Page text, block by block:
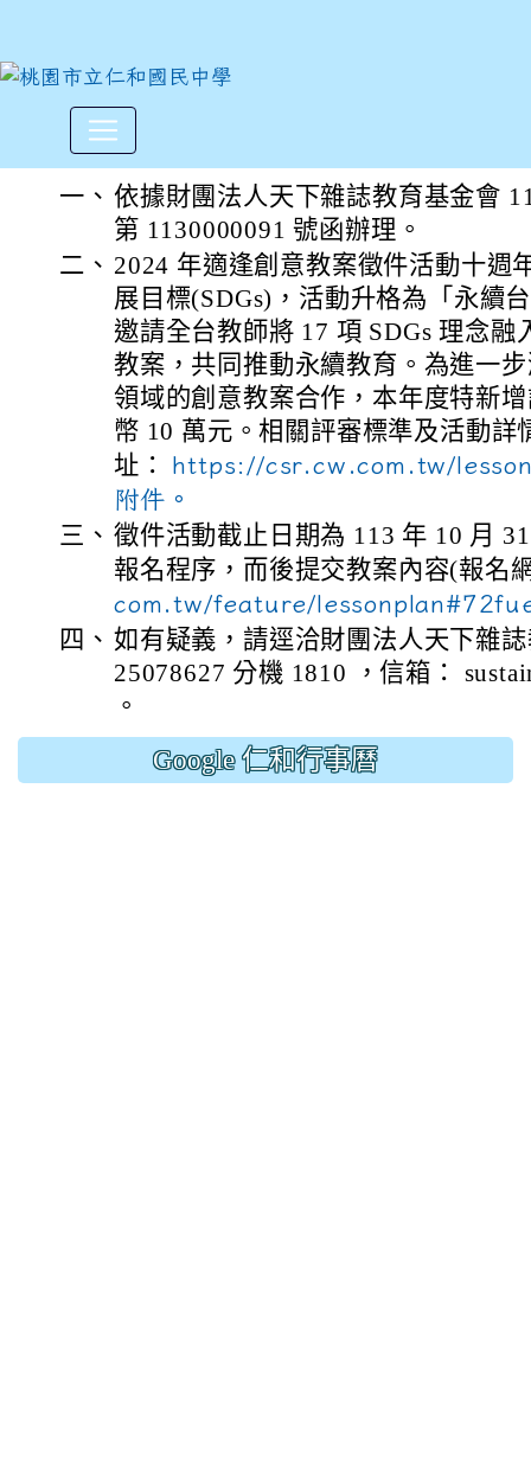
財團法人天下雜誌教育基金
一、 依據財團法人天下雜誌教育基金會
第 1130000091 號函辦理。
二、 2024 年適逢創意教案徵件活動十週
展目標(SDGs)，活動升格為「永續
邀請全台教師將 17 項 SDGs 理念融
教案，共同推動永續教育。為進一
領域的創意教案合作，本年度特新
幣 10 萬元。相關評審標準及活動詳
址： https://csr.cw.com.tw/
附件。
三、 徵件活動截止日期為 113 年 10 月
報名程序，而後提交教案內容(報名
com.tw/feature/
四、 如有疑義，請逕洽財團法人天下雜
25078627 分機 1810 ，信箱：
。
Google 仁和行事曆